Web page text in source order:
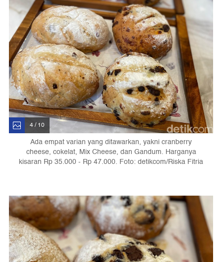
4 / 10
Ada empat varian yang ditawarkan, yakni cranberry
cheese, cokelat, Mix Cheese, dan Gandum. Harganya
kisaran Rp 35.000 - Rp 47.000. Foto: detikcom/Riska Fitria